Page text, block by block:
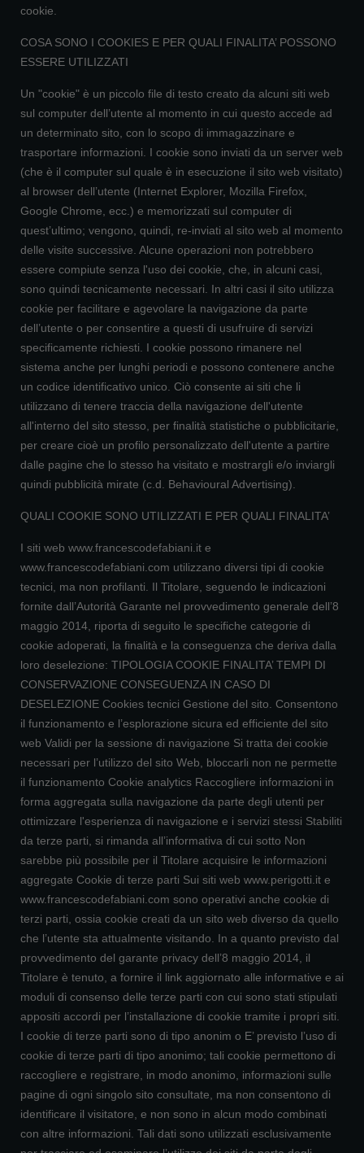
cookie.
COSA SONO I COOKIES E PER QUALI FINALITA’ POSSONO
ESSERE UTILIZZATI
Un "cookie" è un piccolo file di testo creato da alcuni siti web
sul computer dell’utente al momento in cui questo accede ad
un determinato sito, con lo scopo di immagazzinare e
trasportare informazioni. I cookie sono inviati da un server web
(che è il computer sul quale è in esecuzione il sito web visitato)
al browser dell’utente (Internet Explorer, Mozilla Firefox,
Google Chrome, ecc.) e memorizzati sul computer di
quest’ultimo; vengono, quindi, re-inviati al sito web al momento
delle visite successive. Alcune operazioni non potrebbero
essere compiute senza l'uso dei cookie, che, in alcuni casi,
sono quindi tecnicamente necessari. In altri casi il sito utilizza
cookie per facilitare e agevolare la navigazione da parte
dell’utente o per consentire a questi di usufruire di servizi
specificamente richiesti. I cookie possono rimanere nel
sistema anche per lunghi periodi e possono contenere anche
un codice identificativo unico. Ciò consente ai siti che li
utilizzano di tenere traccia della navigazione dell'utente
all'interno del sito stesso, per finalità statistiche o pubblicitarie,
per creare cioè un profilo personalizzato dell'utente a partire
dalle pagine che lo stesso ha visitato e mostrargli e/o inviargli
quindi pubblicità mirate (c.d. Behavioural Advertising).
QUALI COOKIE SONO UTILIZZATI E PER QUALI FINALITA’
I siti web www.francescodefabiani.it e
www.francescodefabiani.com utilizzano diversi tipi di cookie
tecnici, ma non profilanti. Il Titolare, seguendo le indicazioni
fornite dall’Autorità Garante nel provvedimento generale dell’8
maggio 2014, riporta di seguito le specifiche categorie di
cookie adoperati, la finalità e la conseguenza che deriva dalla
loro deselezione: TIPOLOGIA COOKIE FINALITA’ TEMPI DI
CONSERVAZIONE CONSEGUENZA IN CASO DI
DESELEZIONE Cookies tecnici Gestione del sito. Consentono
il funzionamento e l’esplorazione sicura ed efficiente del sito
web Validi per la sessione di navigazione Si tratta dei cookie
necessari per l’utilizzo del sito Web, bloccarli non ne permette
il funzionamento Cookie analytics Raccogliere informazioni in
forma aggregata sulla navigazione da parte degli utenti per
ottimizzare l'esperienza di navigazione e i servizi stessi Stabiliti
da terze parti, si rimanda all’informativa di cui sotto Non
sarebbe più possibile per il Titolare acquisire le informazioni
aggregate Cookie di terze parti Sui siti web www.perigotti.it e
www.francescodefabiani.com sono operativi anche cookie di
terzi parti, ossia cookie creati da un sito web diverso da quello
che l’utente sta attualmente visitando. In a quanto previsto dal
provvedimento del garante privacy dell’8 maggio 2014, il
Titolare è tenuto, a fornire il link aggiornato alle informative e ai
moduli di consenso delle terze parti con cui sono stati stipulati
appositi accordi per l’installazione di cookie tramite i propri siti.
I cookie di terze parti sono di tipo anonim o E’ previsto l’uso di
cookie di terze parti di tipo anonimo; tali cookie permettono di
raccogliere e registrare, in modo anonimo, informazioni sulle
pagine di ogni singolo sito consultate, ma non consentono di
identificare il visitatore, e non sono in alcun modo combinati
con altre informazioni. Tali dati sono utilizzati esclusivamente